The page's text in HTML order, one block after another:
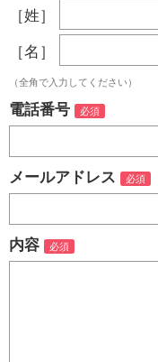
［姓］
［名］
（全角で入力してください）
電話番号
メールアドレス
内容